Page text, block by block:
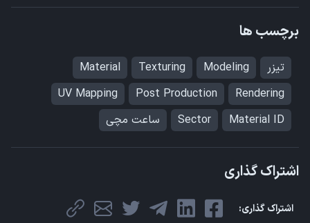
برچسب ها
تیزر Modeling
Texturing
Material
Rendering
Post Production
UV Mapping
Material ID
Sector ساعت مچی
اشتراک گذاری
اشتراک گذاری: